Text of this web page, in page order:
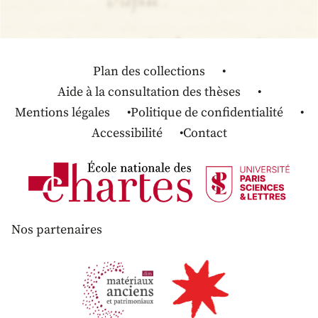
Plan des collections
Aide à la consultation des thèses
Mentions légales
Politique de confidentialité
Accessibilité
Contact
Nos partenaires